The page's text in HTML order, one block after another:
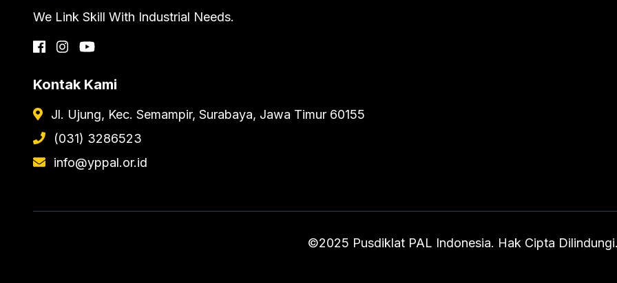
We Link Skill With Industrial Needs.
Kontak Kami
Jl. Ujung, Kec. Semampir, Surabaya, Jawa Timur 60155
(031) 3286523
info@yppal.or.id
©2025 Pusdiklat PAL Indonesia. Hak Cipta